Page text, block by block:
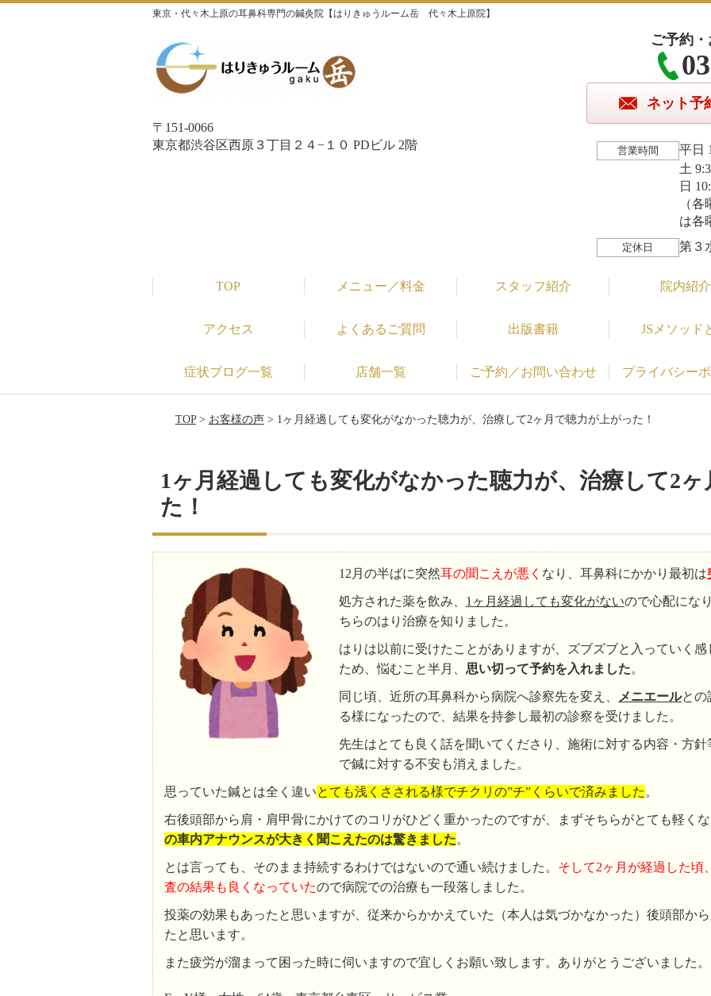
東京・代々木上原の耳鼻科専門の鍼灸院【はりきゅうルーム岳 代々木上原院】
〒151-0066
東京都渋谷区西原３丁目２４−１０ PDビル 2階
ご予約
ネット予
営業時間
平日
土
日
（
は各
定休日 第３
TOP メニュー／料金 スタッフ紹介 院内紹介
アクセス よくあるご質問 出版書籍 JSメソッド
症状ブログ一覧 店舗一覧 ご予約／お問い合わせ プライバシー
TOP> お客様の声> 1ヶ月経過しても変化がなかった聴力が、治療して2ヶ月で聴力が上がった！
1ヶ月経過しても変化がなかった聴力が、治療して2
た！
12月の半ばに突然耳の聞こえが悪く なり、耳鼻科にかかり最初は
処方された薬を飲み、 1ヶ月経過しても変化がないので心配にな
ちらのはり治療を知りました。
はりは以前に受けたことがありますが、ズブズブと入っていく
ため、悩むこと半月、 思い切って予約を入れました。
同じ頃、近所の耳鼻科から病院へ診察先を変え、 メニエールとの
る様になったので、結果を持参し最初の診察を受けました。
先生はとても良く話を聞いてくださり、施術に対する内容・方
で鍼に対する不安も消えました。
思っていた鍼とは全く違いとても浅くさされる様でチクリの”チ”くらいで済みました 。
右後頭部から肩・肩甲骨にかけてのコリがひどく重かったのですが、まずそちらがとても軽く
の車内アナウンスが大きく聞こえたのは驚きました。
とは言っても、そのまま持続するわけではないので通い続けました。 そして2ヶ月が経過した頃
査の結果も良くなっていたので病院での治療も一段落しました。
投薬の効果もあったと思いますが、従来からかかえていた（本人は気づかなかった）後頭部か
たと思います。
また疲労が溜まって困った時に伺いますので宜しくお願い致します。ありがとうございました。